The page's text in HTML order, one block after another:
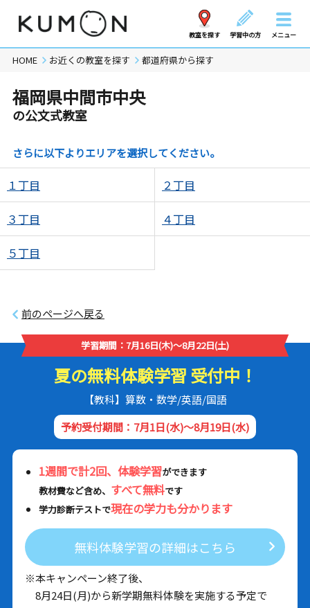
教室を探す 学習中の方 メニュー
HOME お近くの教室を探す 都道府県から探す
福岡県中間市中央
の公文式教室
さらに以下よりエリアを選択してください。
１丁目 ２丁目
３丁目 ４丁目
５丁目
前のページへ戻る
学習期間：7月16日(木)～8月22日(土)
夏の無料体験学習 受付中！
【教科】算数・数学/英語/国語
予約受付期間：7月1日(水)～8月19日(水)
1週間で計2回、体験学習ができます
教材費など含め、 すべて無料です
学力診断テストで現在の学力も分かります
無料体験学習の詳細はこちら
※本キャンペーン終了後、
8月24日(月)から新学期無料体験を実施する予定で